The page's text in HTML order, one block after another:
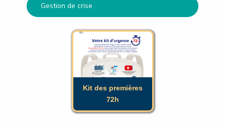
Gestion de crise
Kit des premières
72h
Kit des premières
72h